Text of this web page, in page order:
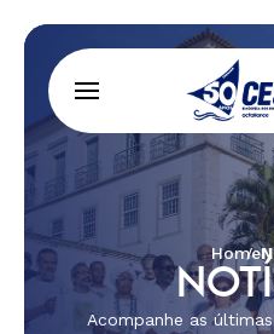
Home
Acompanhe as